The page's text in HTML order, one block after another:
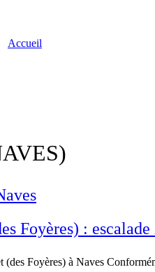
Accueil
Foyères) :
Foyères) à Naves